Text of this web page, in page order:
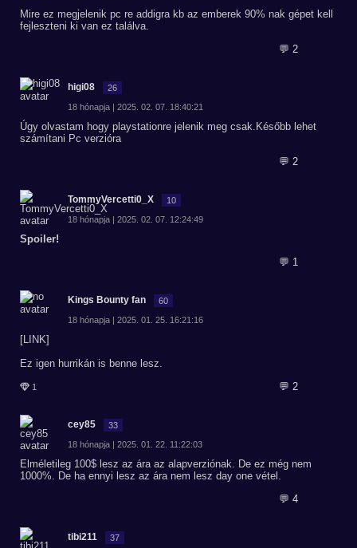
Mire ez megjelenik pc re addigra kb az emberek 90% nak gépet kell
fejleszteni ki van ez találva.
💬 2
higi08 26
18 hónapja | 2025. 02. 07. 18:40:21
Úgy olvastam hogy playstationre jelenik meg csak.Később lehet
számítani Pc verzióra
💬 2
TommyVercetti0_X 10
18 hónapja | 2025. 02. 07. 12:24:49
Spoiler!
💬 1
Kings Bounty fan 60
18 hónapja | 2025. 01. 25. 16:21:16
[LINK]
Ez igen hurrikán is benne lesz.
1 💬 2
cey85 33
18 hónapja | 2025. 01. 22. 11:22:03
Elméletileg 100$ lesz az ára az alapverziónak. De ez még nem
1000%. De ha ennyi lesz az ára nem lesz day one vétel.
💬 4
tibi211 37